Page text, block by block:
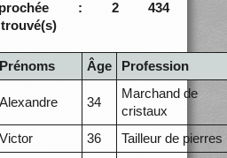
: 2 434
Prénoms Âge Profession
Alexandre 34
Marchand de
cristaux
Victor 36 Tailleur de pierres